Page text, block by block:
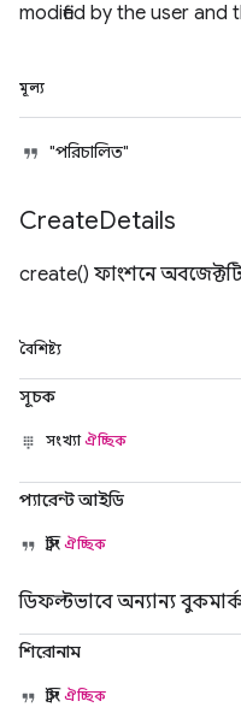
modified by the user and
মূল্য
"পরিচালিত"
CreateDetails
create() ফাংশনে
বৈশিষ্ট্য
সূচক
সংখ্যাঐচ্ছিক
প্যারেন্ট আইডি
স্ট্রিং ঐচ্ছিক
ডিফল্টভাবে অন্যান্য
শিরোনাম
স্ট্রিং ঐচ্ছিক